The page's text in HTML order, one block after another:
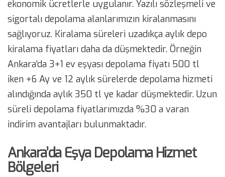
ekonomik ücretlerle uygulanır. Yazılı sözleşmeli ve
sigortalı depolama alanlarımızın kiralanmasını
sağlıyoruz. Kiralama süreleri uzadıkça aylık depo
kiralama fiyatları daha da düşmektedir. Örneğin
Ankara’da 3+1 ev eşyası depolama fiyatı 500 tl
iken +6 Ay ve 12 aylık sürelerde depolama hizmeti
alındığında aylık 350 tl ye kadar düşmektedir. Uzun
süreli depolama fiyatlarımızda %30 a varan
indirim avantajları bulunmaktadır.
Ankara’da Eşya Depolama Hizmet
Bölgeleri